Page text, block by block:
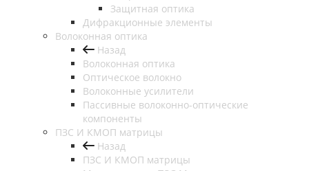
Защитная оптика
Дифракционные элементы
Волоконная оптика
Назад
Волоконная оптика
Оптическое волокно
Волоконные усилители
Пассивные волоконно-оптические
компоненты
ПЗС И КМОП матрицы
Назад
ПЗС И КМОП матрицы